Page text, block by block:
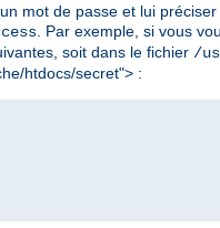
mot de passe et lui
. Par exemple, si vous
soit dans le fichier /
htdocs/secret"> :